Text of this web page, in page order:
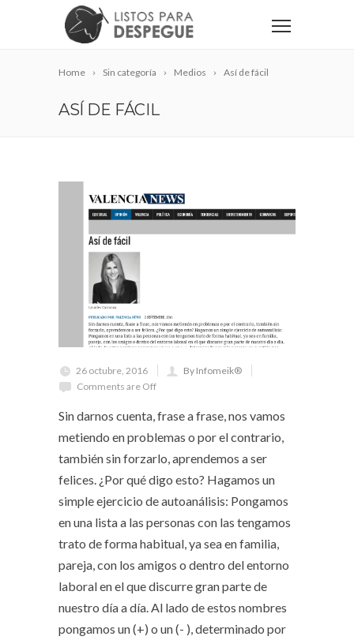
Home Sin categoría Medios Así de fácil
ASÍ DE FÁCIL
26 octubre, 2016
By Infomeik®
Comments are Off
Sin darnos cuenta, frase a frase, nos vamos
metiendo en problemas o por el contrario,
también sin forzarlo, aprendemos a ser
felices. ¿Por qué digo esto? Hagamos un
simple ejercicio de autoanálisis: Pongamos
en una lista a las personas con las tengamos
trato de forma habitual, ya sea en familia,
pareja, con los amigos o dentro del entorno
laboral en el que discurre gran parte de
nuestro día a día. Al lado de estos nombres
pongamos un (+) o un (- ), determinado por